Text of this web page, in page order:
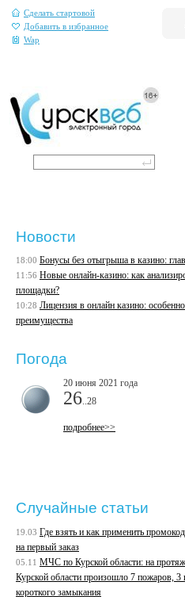
Сделать стартовой
Добавить в избранное
Wap
Новости
18:00 Бонусы без отыгрыша в казино:
11:56 Новые онлайн-казино: как
площадки?
10:28 Лицензия в онлайн казино:
преимущества
Погода
20 июня 2021 года
26 ..28
подробнее>>
Случайные статьи
19.03 Где взять и как применить
на первый заказ
05.11 МЧС по Курской области: на
Курской области произошло 7 пожаров, 3
короткого замыкания